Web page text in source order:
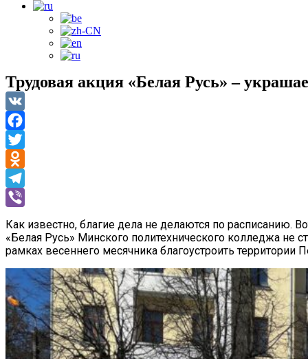
Трудовая акция «Белая Русь» –
VK
Facebook
Twitter
Odnoklassniki
Telegram
Как известно, благие дела не делаются по расписанию.
«Белая Русь» Минского политехнического колледжа не
рамках весеннего месячника благоустроить территории